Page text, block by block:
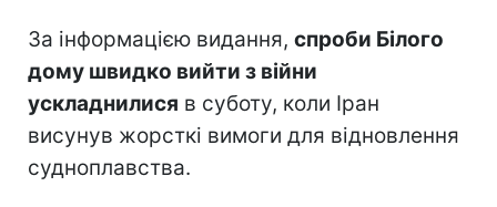
За інформацією видання, спроби Білого
дому швидко вийти з війни
ускладнилися в суботу, коли Іран
висунув жорсткі вимоги для відновлення
судноплавства.